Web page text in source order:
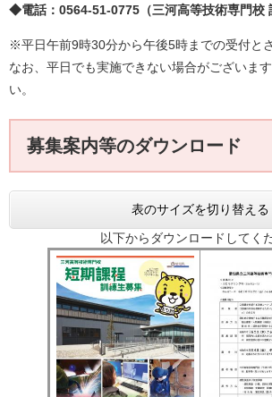
◆電話：0564-51-0775（三河高等技術専門校
※平日午前9時30分から午後5時までの受付と
なお、平日でも実施できない場合がございま
い。
募集案内等のダウンロード
表のサイズを切り替える
以下からダウンロードしてく